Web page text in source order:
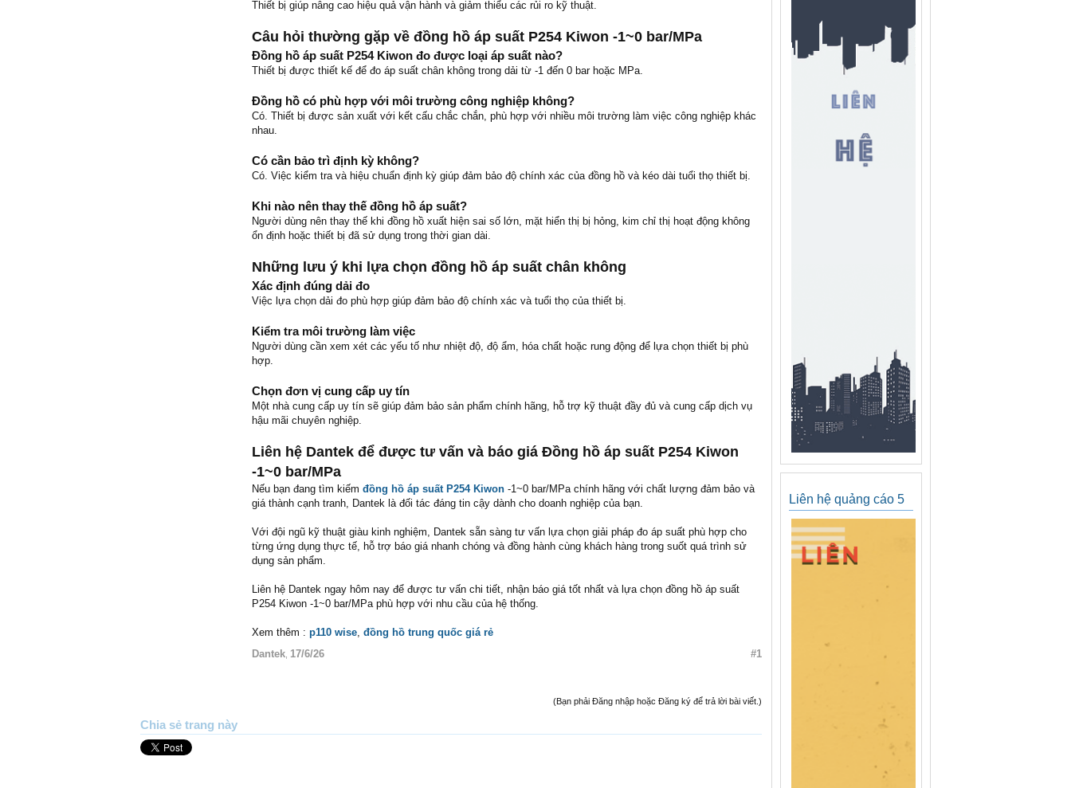
Thiết bị giúp nâng cao hiệu quả vận hành và giảm thiểu các rủi ro kỹ thuật.
Câu hỏi thường gặp về đồng hồ áp suất P254 Kiwon -1~0 bar/MPa
Đồng hồ áp suất P254 Kiwon đo được loại áp suất nào?
Thiết bị được thiết kế để đo áp suất chân không trong dải từ -1 đến 0 bar hoặc MPa.
Đồng hồ có phù hợp với môi trường công nghiệp không?
Có. Thiết bị được sản xuất với kết cấu chắc chắn, phù hợp với nhiều môi trường làm việc công nghiệp khác
nhau.
Có cần bảo trì định kỳ không?
Có. Việc kiểm tra và hiệu chuẩn định kỳ giúp đảm bảo độ chính xác của đồng hồ và kéo dài tuổi thọ thiết bị.
Khi nào nên thay thế đồng hồ áp suất?
Người dùng nên thay thế khi đồng hồ xuất hiện sai số lớn, mặt hiển thị bị hỏng, kim chỉ thị hoạt động không
ổn định hoặc thiết bị đã sử dụng trong thời gian dài.
Những lưu ý khi lựa chọn đồng hồ áp suất chân không
Xác định đúng dải đo
Việc lựa chọn dải đo phù hợp giúp đảm bảo độ chính xác và tuổi thọ của thiết bị.
Kiểm tra môi trường làm việc
Người dùng cần xem xét các yếu tố như nhiệt độ, độ ẩm, hóa chất hoặc rung động để lựa chọn thiết bị phù
hợp.
Chọn đơn vị cung cấp uy tín
Một nhà cung cấp uy tín sẽ giúp đảm bảo sản phẩm chính hãng, hỗ trợ kỹ thuật đầy đủ và cung cấp dịch vụ
hậu mãi chuyên nghiệp.
Liên hệ Dantek để được tư vấn và báo giá Đồng hồ áp suất P254 Kiwon
-1~0 bar/MPa
Nếu bạn đang tìm kiếm đồng hồ áp suất P254 Kiwon -1~0 bar/MPa chính hãng với chất lượng đảm bảo và
giá thành cạnh tranh, Dantek là đối tác đáng tin cậy dành cho doanh nghiệp của bạn.
Với đội ngũ kỹ thuật giàu kinh nghiệm, Dantek sẵn sàng tư vấn lựa chọn giải pháp đo áp suất phù hợp cho
từng ứng dụng thực tế, hỗ trợ báo giá nhanh chóng và đồng hành cùng khách hàng trong suốt quá trình sử
dụng sản phẩm.
Liên hệ Dantek ngay hôm nay để được tư vấn chi tiết, nhận báo giá tốt nhất và lựa chọn đồng hồ áp suất
P254 Kiwon -1~0 bar/MPa phù hợp với nhu cầu của hệ thống.
Xem thêm : p110 wise, đồng hồ trung quốc giá rẻ
Dantek 17/6/26 #1
(Bạn phải Đăng nhập hoặc Đăng ký để trả lời bài viết.)
Chia sẻ trang này
Liên hệ quảng cáo 5